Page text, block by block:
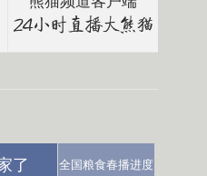
了 全国粮食春播进度